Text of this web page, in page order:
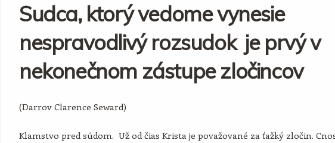
Sudca, ktorý vedome vynesie
nespravodlivý rozsudok je prvý v
nekonečnom zástupe zločincov
(Darrov Clarence Seward)
Klamstvo pred súdom. Už od čias Krista je považované za ťažký zločin.